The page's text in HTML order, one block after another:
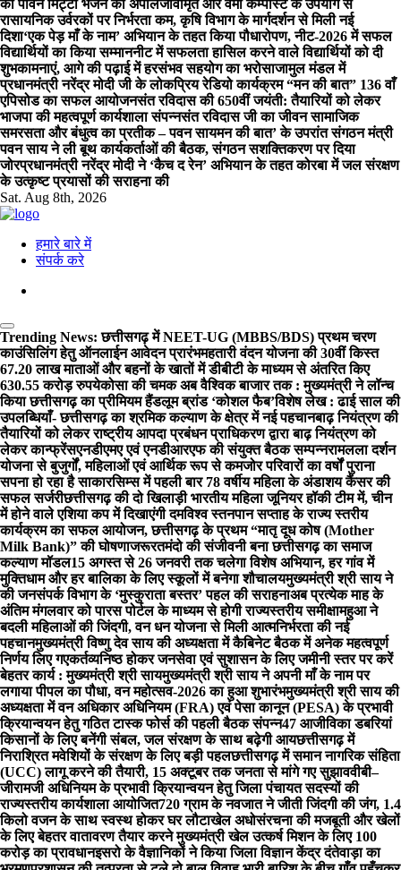
की पावन मिट्टी भेजने की अपीलजीवामृत और वर्मी कम्पोस्ट के उपयोग से
रासायनिक उर्वरकों पर निर्भरता कम, कृषि विभाग के मार्गदर्शन से मिली नई
दिशा‘एक पेड़ माँ के नाम’ अभियान के तहत किया पौधारोपण, नीट-2026 में सफल
विद्यार्थियों का किया सम्माननीट में सफलता हासिल करने वाले विद्यार्थियों को दी
शुभकामनाएं, आगे की पढ़ाई में हरसंभव सहयोग का भरोसाजामुल मंडल में
प्रधानमंत्री नरेंद्र मोदी जी के लोकप्रिय रेडियो कार्यक्रम “मन की बात” 136 वाँ
एपिसोड का सफल आयोजनसंत रविदास की 650वीं जयंती: तैयारियों को लेकर
भाजपा की महत्वपूर्ण कार्यशाला संपन्नसंत रविदास जी का जीवन सामाजिक
समरसता और बंधुत्व का प्रतीक – पवन सायमन की बात’ के उपरांत संगठन मंत्री
पवन साय ने ली बूथ कार्यकर्ताओं की बैठक, संगठन सशक्तिकरण पर दिया
जोरप्रधानमंत्री नरेंद्र मोदी ने ‘कैच द रेन’ अभियान के तहत कोरबा में जल संरक्षण
के उत्कृष्ट प्रयासों की सराहना की
Sat. Aug 8th, 2026
हमारे बारे में
संपर्क करे
Trending News: छत्तीसगढ़ में NEET-UG (MBBS/BDS) प्रथम चरण
काउंसिलिंग हेतु ऑनलाईन आवेदन प्रारंभमहतारी वंदन योजना की 30वीं किस्त
67.20 लाख माताओं और बहनों के खातों में डीबीटी के माध्यम से अंतरित किए
630.55 करोड़ रुपयेकोसा की चमक अब वैश्विक बाजार तक : मुख्यमंत्री ने लॉन्च
किया छत्तीसगढ़ का प्रीमियम हैंडलूम ब्रांड ‘कोशल फैब’विशेष लेख : ढाई साल की
उपलब्धियाँ- छत्तीसगढ़ का श्रमिक कल्याण के क्षेत्र में नई पहचानबाढ़ नियंत्रण की
तैयारियों को लेकर राष्ट्रीय आपदा प्रबंधन प्राधिकरण द्वारा बाढ़ नियंत्रण को
लेकर कान्फ्रेंसएनडीएमए एवं एनडीआरएफ की संयुक्त बैठक सम्पन्नरामलला दर्शन
योजना से बुजुर्गों, महिलाओं एवं आर्थिक रूप से कमजोर परिवारों का वर्षों पुराना
सपना हो रहा है साकारसिम्स में पहली बार 78 वर्षीय महिला के अंडाशय कैंसर की
सफल सर्जरीछत्तीसगढ़ की दो खिलाड़ी भारतीय महिला जूनियर हॉकी टीम में, चीन
में होने वाले एशिया कप में दिखाएंगी दमविश्व स्तनपान सप्ताह के राज्य स्तरीय
कार्यक्रम का सफल आयोजन, छत्तीसगढ़ के प्रथम “मातृ दूध कोष (Mother
Milk Bank)” की घोषणाजरूरतमंदो की संजीवनी बना छत्तीसगढ़ का समाज
कल्याण मॉडल15 अगस्त से 26 जनवरी तक चलेगा विशेष अभियान, हर गांव में
मुक्तिधाम और हर बालिका के लिए स्कूलों में बनेगा शौचालयमुख्यमंत्री श्री साय ने
की जनसंपर्क विभाग के ‘मुस्कुराता बस्तर’ पहल की सराहनाअब प्रत्येक माह के
अंतिम मंगलवार को पारस पोर्टल के माध्यम से होगी राज्यस्तरीय समीक्षामहुआ ने
बदली महिलाओं की जिंदगी, वन धन योजना से मिली आत्मनिर्भरता की नई
पहचानमुख्यमंत्री विष्णु देव साय की अध्यक्षता में कैबिनेट बैठक में अनेक महत्वपूर्ण
निर्णय लिए गएकर्तव्यनिष्ठ होकर जनसेवा एवं सुशासन के लिए जमीनी स्तर पर करें
बेहतर कार्य : मुख्यमंत्री श्री सायमुख्यमंत्री श्री साय ने अपनी माँ के नाम पर
लगाया पीपल का पौधा, वन महोत्सव-2026 का हुआ शुभारंभमुख्यमंत्री श्री साय की
अध्यक्षता में वन अधिकार अधिनियम (FRA) एवं पेसा कानून (PESA) के प्रभावी
क्रियान्वयन हेतु गठित टास्क फोर्स की पहली बैठक संपन्न47 आजीविका डबरियां
किसानों के लिए बनेंगी संबल, जल संरक्षण के साथ बढ़ेगी आयछत्तीसगढ़ में
निराश्रित मवेशियों के संरक्षण के लिए बड़ी पहलछत्तीसगढ़ में समान नागरिक संहिता
(UCC) लागू करने की तैयारी, 15 अक्टूबर तक जनता से मांगे गए सुझाववीबी–
जीरामजी अधिनियम के प्रभावी क्रियान्वयन हेतु जिला पंचायत सदस्यों की
राज्यस्तरीय कार्यशाला आयोजित720 ग्राम के नवजात ने जीती जिंदगी की जंग, 1.4
किलो वजन के साथ स्वस्थ होकर घर लौटाखेल अधोसंरचना की मजबूती और खेलों
के लिए बेहतर वातावरण तैयार करने मुख्यमंत्री खेल उत्कर्ष मिशन के लिए 100
करोड़ का प्रावधानइसरो के वैज्ञानिकों ने किया जिला विज्ञान केंद्र दंतेवाड़ा का